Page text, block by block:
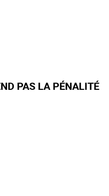
PAS LA PÉNALITÉ